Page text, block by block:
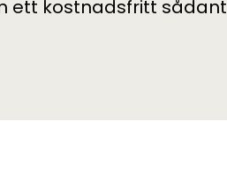
ett kostnadsfritt sådant